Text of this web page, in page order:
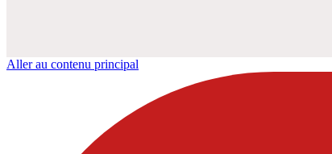
Aller au contenu principal